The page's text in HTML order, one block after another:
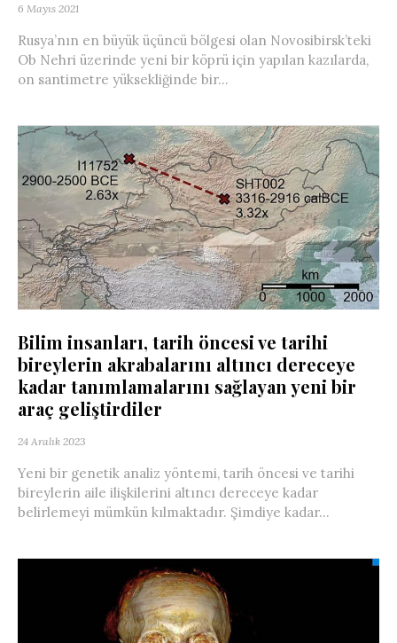
6 Mayıs 2021
Rusya’nın en büyük üçüncü bölgesi olan Novosibirsk’teki
Ob Nehri üzerinde yeni bir köprü için yapılan kazılarda,
on santimetre yüksekliğinde bir...
Bilim insanları, tarih öncesi ve tarihi
bireylerin akrabalarını altıncı dereceye
kadar tanımlamalarını sağlayan yeni bir
araç geliştirdiler
24 Aralık 2023
Yeni bir genetik analiz yöntemi, tarih öncesi ve tarihi
bireylerin aile ilişkilerini altıncı dereceye kadar
belirlemeyi mümkün kılmaktadır. Şimdiye kadar...